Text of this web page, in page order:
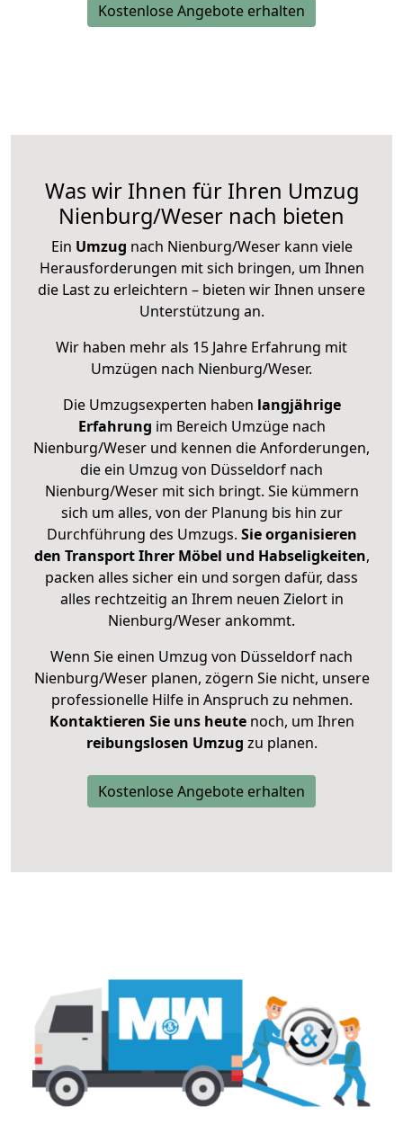
Kostenlose Angebote erhalten
Was wir Ihnen für Ihren Umzug
Nienburg/Weser nach bieten
Ein Umzug nach Nienburg/Weser kann viele
Herausforderungen mit sich bringen, um Ihnen
die Last zu erleichtern – bieten wir Ihnen unsere
Unterstützung an.
Wir haben mehr als 15 Jahre Erfahrung mit
Umzügen nach Nienburg/Weser.
Die Umzugsexperten haben langjährige
Erfahrung im Bereich Umzüge nach
Nienburg/Weser und kennen die Anforderungen,
die ein Umzug von Düsseldorf nach
Nienburg/Weser mit sich bringt. Sie kümmern
sich um alles, von der Planung bis hin zur
Durchführung des Umzugs. Sie organisieren
den Transport Ihrer Möbel und Habseligkeiten,
packen alles sicher ein und sorgen dafür, dass
alles rechtzeitig an Ihrem neuen Zielort in
Nienburg/Weser ankommt.
Wenn Sie einen Umzug von Düsseldorf nach
Nienburg/Weser planen, zögern Sie nicht, unsere
professionelle Hilfe in Anspruch zu nehmen.
Kontaktieren Sie uns heutenoch, um Ihren
reibungslosen Umzug zu planen.
Kostenlose Angebote erhalten